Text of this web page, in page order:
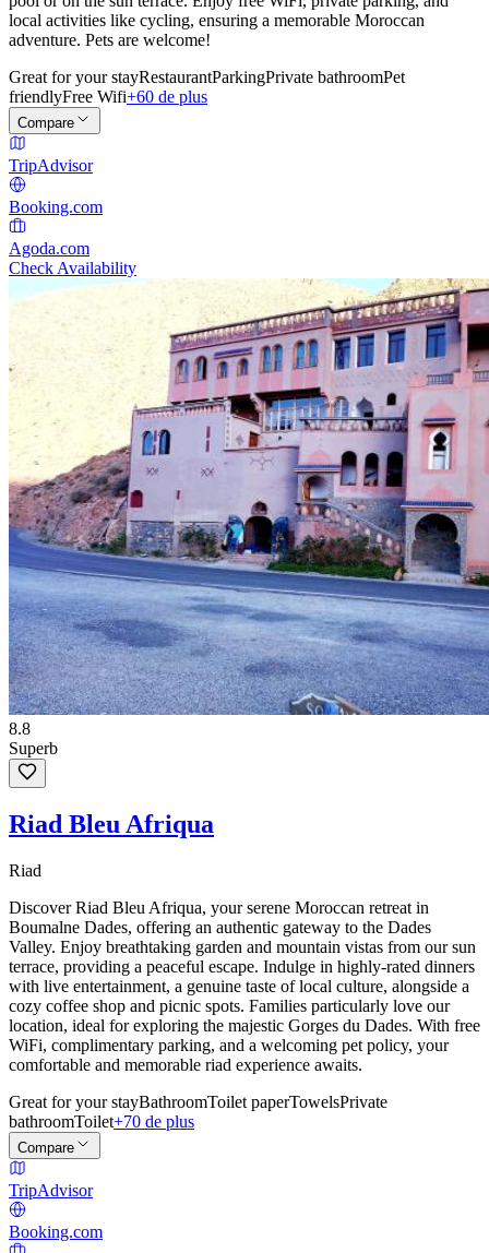
local activities like cycling, ensuring a memorable Moroccan
adventure. Pets are welcome!
Great for your stayRestaurantParkingPrivate bathroomPet
friendlyFree Wifi+60 de plus
Compare
TripAdvisor
Booking.com
Agoda.com
Check Availability
8.8
Superb
Riad Bleu Afriqua
Riad
Discover Riad Bleu Afriqua, your serene Moroccan retreat in
Boumalne Dades, offering an authentic gateway to the Dades
Valley. Enjoy breathtaking garden and mountain vistas from our sun
terrace, providing a peaceful escape. Indulge in highly-rated dinners
with live entertainment, a genuine taste of local culture, alongside a
cozy coffee shop and picnic spots. Families particularly love our
location, ideal for exploring the majestic Gorges du Dades. With free
WiFi, complimentary parking, and a welcoming pet policy, your
comfortable and memorable riad experience awaits.
Great for your stayBathroomToilet paperTowelsPrivate
bathroomToilet+70 de plus
Compare
TripAdvisor
Booking.com